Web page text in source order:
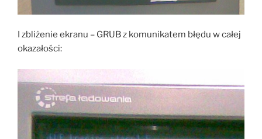
I zbliżenie ekranu – GRUB z komunikatem błędu w całej
okazałości: